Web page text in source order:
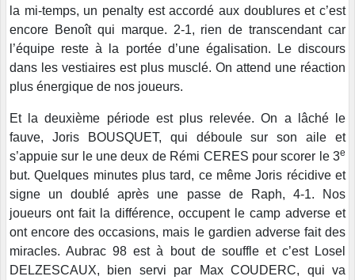
la mi-temps, un penalty est accordé aux doublures et c’est
encore Benoît qui marque. 2-1, rien de transcendant car
l’équipe reste à la portée d’une égalisation. Le discours
dans les vestiaires est plus musclé. On attend une réaction
plus énergique de nos joueurs.
Et la deuxième période est plus relevée. On a lâché le
fauve, Joris BOUSQUET, qui déboule sur son aile et
s’appuie sur le une deux de Rémi CERES pour scorer le 3e
but. Quelques minutes plus tard, ce même Joris récidive et
signe un doublé après une passe de Raph, 4-1. Nos
joueurs ont fait la différence, occupent le camp adverse et
ont encore des occasions, mais le gardien adverse fait des
miracles. Aubrac 98 est à bout de souffle et c’est Losel
DELZESCAUX, bien servi par Max COUDERC, qui va